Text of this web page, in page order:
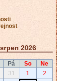
2026
Pá So
Ne
31 1
2